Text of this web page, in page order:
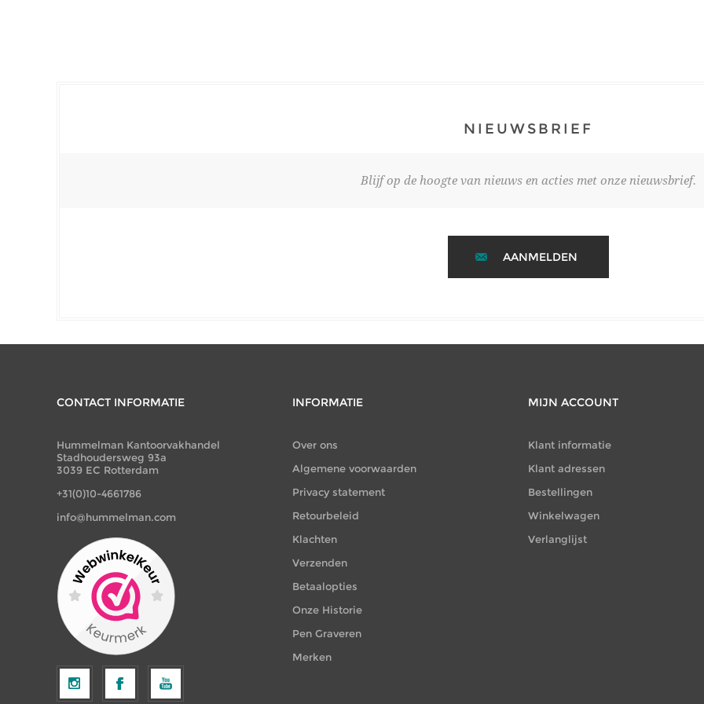
NIEUWSBRIEF
Blijf op de hoogte van nieuws en acties met onze nieuwsbrief.
AANMELDEN
CONTACT INFORMATIE
Hummelman Kantoorvakhandel
Stadhoudersweg 93a
3039 EC Rotterdam
+31(0)10-4661786
info@hummelman.com
INFORMATIE
Over ons
Algemene voorwaarden
Privacy statement
Retourbeleid
Klachten
Verzenden
Betaalopties
Onze Historie
Pen Graveren
Merken
MIJN ACCOUNT
Klant informatie
Klant adressen
Bestellingen
Winkelwagen
Verlanglijst